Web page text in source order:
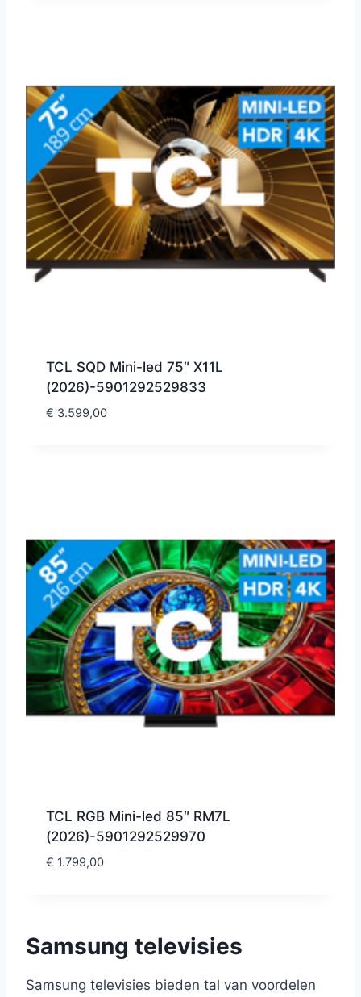
TCL SQD Mini-led 75″ X11L
(2026)-5901292529833
€ 3.599,00
TCL RGB Mini-led 85″ RM7L
(2026)-5901292529970
€ 1.799,00
Samsung televisies
Samsung televisies bieden tal van voordelen